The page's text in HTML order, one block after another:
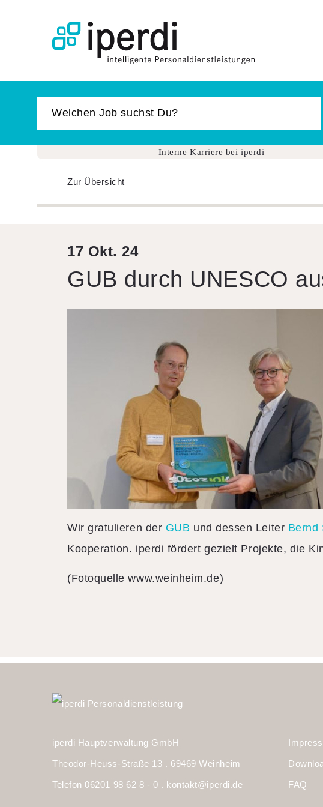
Interne Karriere bei iperdi
Zur Übersicht
17 Okt. 24
GUB durch UNESCO
Wir gratulieren der GUB und dessen Leiter Bernd
Kooperation. iperdi fördert gezielt Projekte, die
(Fotoquelle www.weinheim.de)
iperdi Hauptverwaltung GmbH
Theodor-Heuss-Straße 13 . 69469 Weinheim
Telefon 06201 98 62 8 - 0 . kontakt@iperdi.de FAQ
Jobbörse
Unternehmen
Das ist iperdi